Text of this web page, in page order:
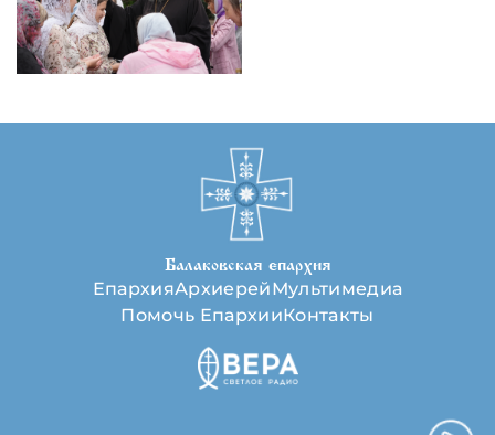
Балаковская епархия
ЕпархияАрхиерейМультимедиа
Помочь ЕпархииКонтакты